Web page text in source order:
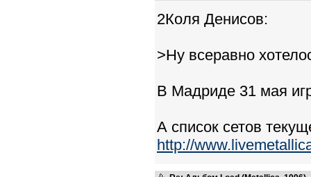
2Коля Денисов:
>Ну всеравно
В Мадриде 31 мая
А список сетов
http://